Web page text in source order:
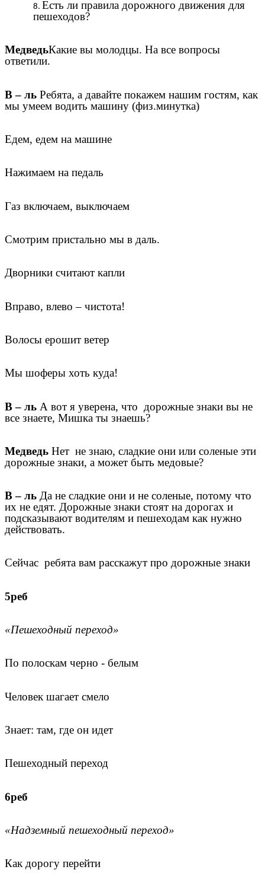
Есть ли правила дорожного движения для
пешеходов?
МедведьКакие вы молодцы. На все вопросы
ответили.
В – ль Ребята, а давайте покажем нашим гостям, как
мы умеем водить машину (физ.минутка)
Едем, едем на машине
Нажимаем на педаль
Газ включаем, выключаем
Смотрим пристально мы в даль.
Дворники считают капли
Вправо, влево – чистота!
Волосы ерошит ветер
Мы шоферы хоть куда!
В – ль А вот я уверена, что дорожные знаки вы не
все знаете, Мишка ты знаешь?
Медведь Нет не знаю, сладкие они или соленые эти
дорожные знаки, а может быть медовые?
В – ль Да не сладкие они и не соленые, потому что
их не едят. Дорожные знаки стоят на дорогах и
подсказывают водителям и пешеходам как нужно
действовать.
Сейчас ребята вам расскажут про дорожные знаки
5реб
«Пешеходный переход»
По полоскам черно - белым
Человек шагает смело
Знает: там, где он идет
Пешеходный переход
6реб
«Надземный пешеходный переход»
Как дорогу перейти